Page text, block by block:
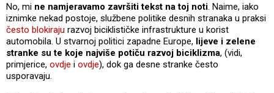
No, mi ne namjeravamo završiti tekst na toj noti. Naime, iako
iznimke nekad postoje, službene politike desnih stranaka u praksi
često blokiraju razvoj biciklističke infrastrukture u korist
automobila. U stvarnoj politici zapadne Europe, lijeve i zelene
stranke su te koje najviše potiču razvoj biciklizma, (vidi,
primjerice, ovdje i ovdje), dok ga desne stranke često
usporavaju.